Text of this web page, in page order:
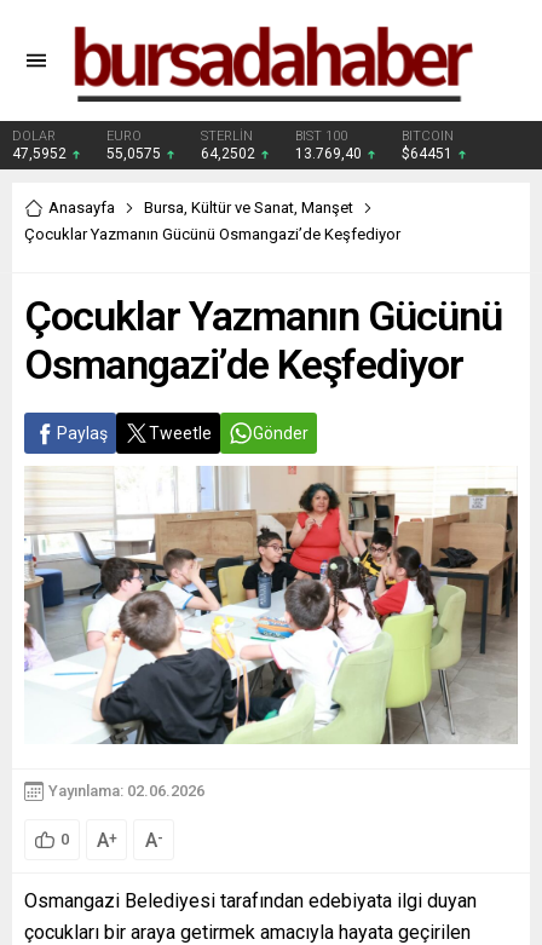
DOLAR
47,5952
EURO
55,0575
STERLİN
64,2502
BIST 100
13.769,40
BITCOIN
$64451
Anasayfa Bursa, Kültür ve Sanat, Manşet
Çocuklar Yazmanın Gücünü Osmangazi’de Keşfediyor
Çocuklar Yazmanın Gücünü
Osmangazi’de Keşfediyor
Paylaş Tweetle Gönder
Yayınlama: 02.06.2026
0 A+ A-
Osmangazi Belediyesi tarafından edebiyata ilgi duyan
çocukları bir araya getirmek amacıyla hayata geçirilen